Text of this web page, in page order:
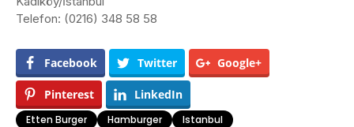
Telefon: (0216) 348 58 58
Facebook Twitter Google+
Pinterest LinkedIn
Etten Burger Hamburger Istanbul